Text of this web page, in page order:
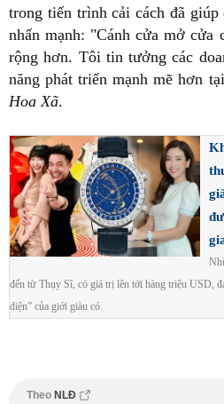
trong tiến trình cải cách đã
nhấn mạnh: "Cánh cửa mở cửa
rộng hơn. Tôi tin tưởng các
năng phát triển mạnh mẽ hơn
Hoa Xã.
đến từ Thụy Sĩ, có giá trị lên tới hàng triệu USD,
diện” của giới giàu có.
Theo NLĐ